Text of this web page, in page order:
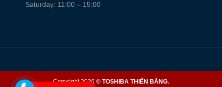
Saturday: 11:00 – 15:00
Copyright 2026 © TOSHIBA THIÊN BĂNG.